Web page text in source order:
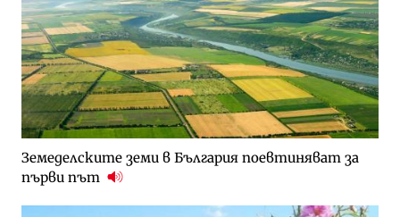
Земеделските земи в България поевтиняват за
първи път